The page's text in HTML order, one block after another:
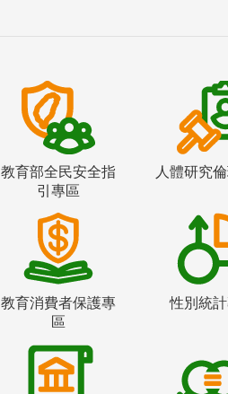
教育部全民安全指
引專區
人體研究
教育消費者保護專
區
性別統